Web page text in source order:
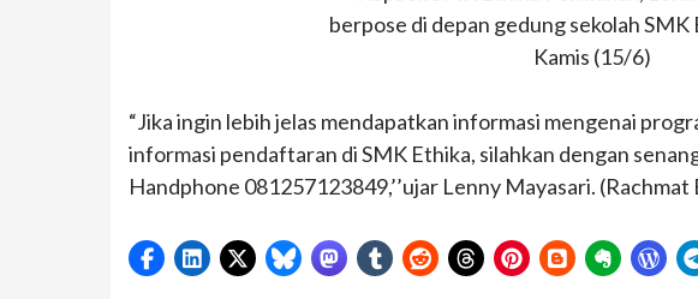
berpose di depan gedung sekolah
Kamis (15/6)
“Jika ingin lebih jelas mendapatkan informasi mengenai
informasi pendaftaran di SMK Ethika, silahkan dengan
Handphone 081257123849,’’ujar Lenny Mayasari.